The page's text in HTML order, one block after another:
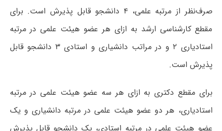
صرف‌نظر از مرتبه علمی، ۴ دانشجو قابل پذیرش است. برای
مقطع کارشناسی ارشد به ازای هر عضو هیئت علمی در مرتبه
استادیاری ۲ و در مراتب دانشیاری و استادی ۳ دانشجو قابل
پذیرش است.
برای مقطع دکتری به ازای هر سه عضو هیئت علمی در مرتبه
استادیاری، هر دو عضو هیئت علمی در مرتبه دانشیاری و یک
عضو هیئت علمی در مرتبه استادی، یک دانشجو قابل پذیرش